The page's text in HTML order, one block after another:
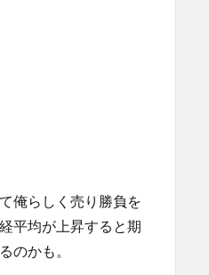
俺らしく売り勝負を
平均が上昇すると期
のかも。